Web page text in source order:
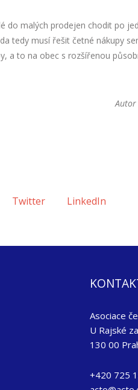
do malých prodejen chodit po
tedy musí řešit četné nákupy
a to na obec s rozšířenou
Autor
Twitter LinkedIn
Asociace
U Rajské
130 00
+420 725